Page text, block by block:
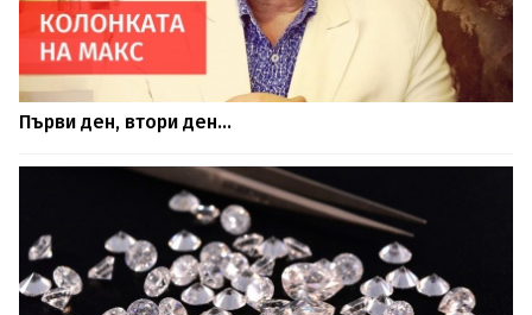
Първи ден, втори ден…